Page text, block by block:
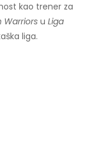
kao trener za
Warriorsu Liga
liga.